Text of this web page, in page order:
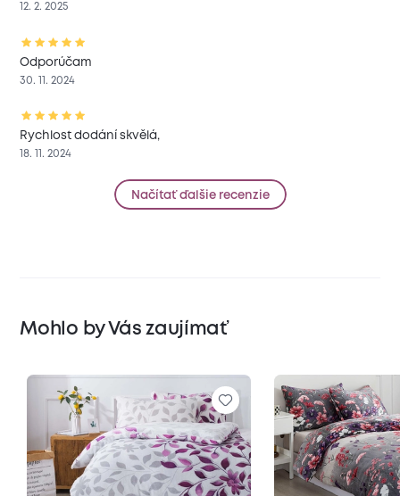
12. 2. 2025
Odporúčam
30. 11. 2024
Rychlost dodání skvělá,
18. 11. 2024
Načítať ďalšie recenzie
Mohlo by Vás zaujímať